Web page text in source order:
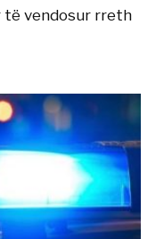
të vendosur rreth